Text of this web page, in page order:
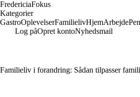
FredericiaFokus
Kategorier
GastroOplevelserFamilielivHjemArbejde
Log påOpret kontoNyhedsmail
Familieliv i forandring: Sådan tilpasser